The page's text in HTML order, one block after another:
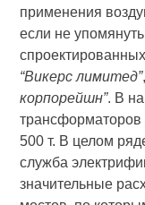
применения
если не
“Викерс лимитед”
корпорейшн”. В
трансформаторов
500 т. В целом
служба
значительные